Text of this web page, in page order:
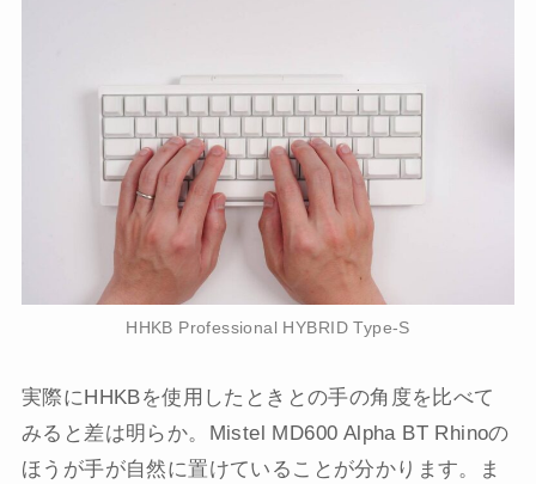
HHKB Professional HYBRID Type-S
実際にHHKBを使用したときとの手の角度を比べて
みると差は明らか。Mistel MD600 Alpha BT Rhinoの
ほうが手が自然に置けていることが分かります。ま